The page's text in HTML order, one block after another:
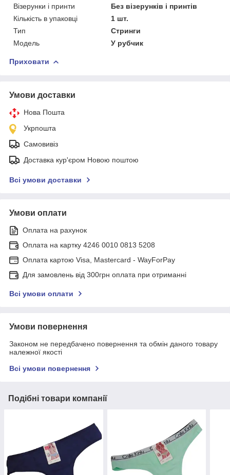
Візерунки і принти
Без візерунків і принтів
Кількість в упаковці
1 шт.
Тип
Стринги
Модель
У рубчик
Приховати
Умови доставки
Нова Пошта
Укрпошта
Самовивіз
Доставка кур'єром Новою поштою
Всі умови доставки
Умови оплати
Оплата на рахунок
Оплата на картку 4246 0010 0813 5208
Оплата картою Visa, Mastercard - WayForPay
Для замовлень від 300грн оплата при отриманні
Всі умови оплати
Умови повернення
Законом не передбачено повернення та обмін даного товару
належної якості
Всі умови повернення
Подібні товари компанії